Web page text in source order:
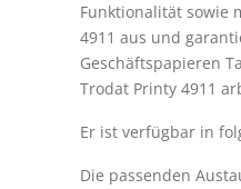
Funktionalität sowie
4911 aus und
Geschäftspapieren
Trodat Printy 4911
Er ist verfügbar in
Die passenden